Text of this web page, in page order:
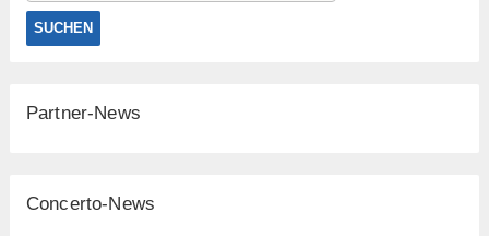
Partner-News
Concerto-News